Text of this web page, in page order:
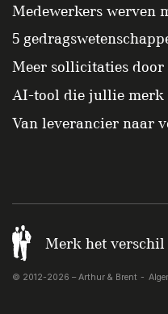
Medewerkers werven
5
Meer sollicitaties door
AI-tool die jullie merk
Van leverancier naar
Merk het verschil
© 2012-2026 – Arthur & Brent